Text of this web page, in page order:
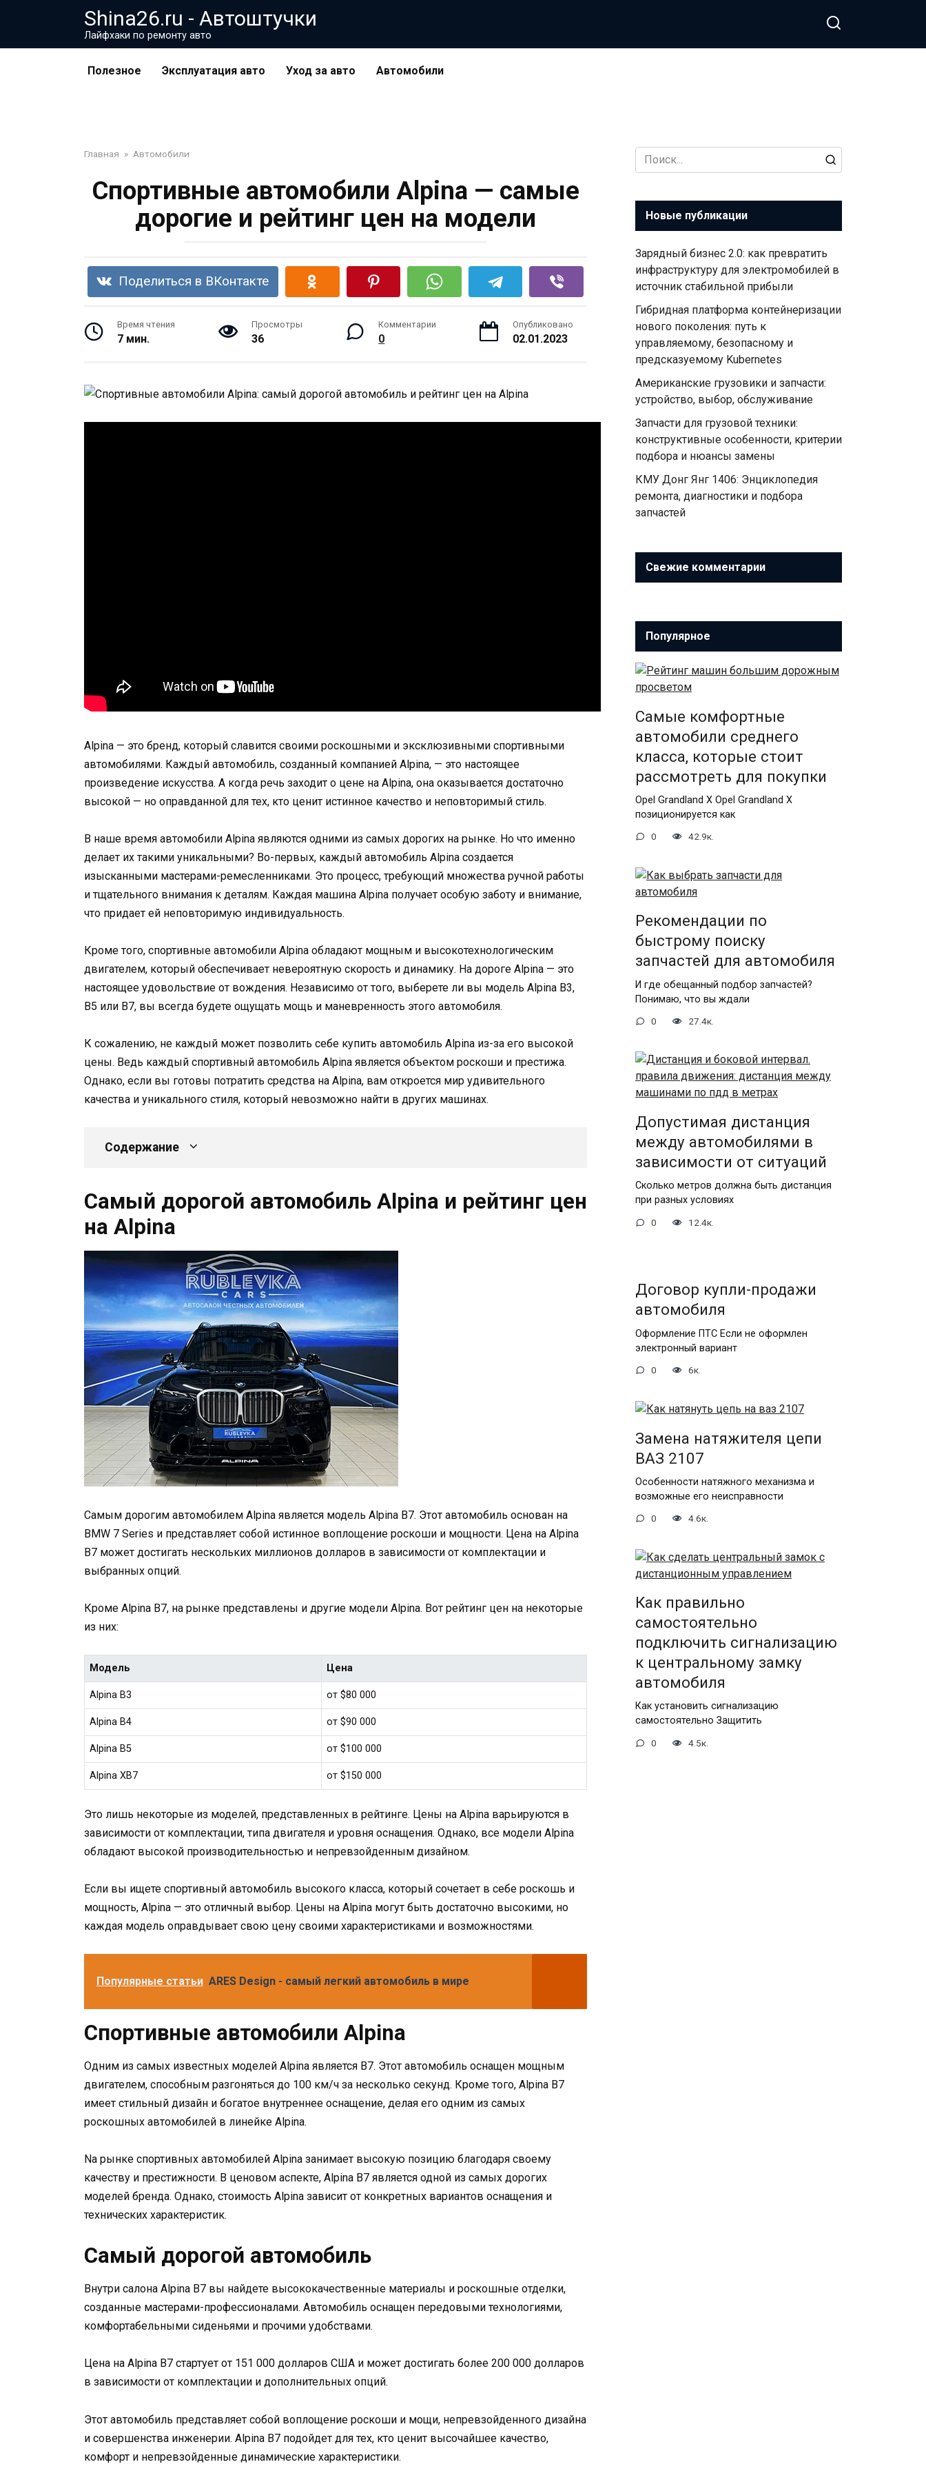
Shina26.ru - Автоштучки
Лайфхаки по ремонту авто
Полезное Эксплуатация авто Уход за авто Автомобили
Главная » Автомобили
Спортивные автомобили Alpina — самые
дорогие и рейтинг цен на модели
Поделиться в ВКонтакте
Время чтения
7 мин.
Просмотры
36
Комментарии
0
Опубликовано
02.01.2023
Alpina — это бренд, который славится своими роскошными и эксклюзивными спортивными
автомобилями. Каждый автомобиль, созданный компанией Alpina, — это настоящее
произведение искусства. А когда речь заходит о цене на Alpina, она оказывается достаточно
высокой — но оправданной для тех, кто ценит истинное качество и неповторимый стиль.
В наше время автомобили Alpina являются одними из самых дорогих на рынке. Но что именно
делает их такими уникальными? Во-первых, каждый автомобиль Alpina создается
изысканными мастерами-ремесленниками. Это процесс, требующий множества ручной работы
и тщательного внимания к деталям. Каждая машина Alpina получает особую заботу и внимание,
что придает ей неповторимую индивидуальность.
Кроме того, спортивные автомобили Alpina обладают мощным и высокотехнологическим
двигателем, который обеспечивает невероятную скорость и динамику. На дороге Alpina — это
настоящее удовольствие от вождения. Независимо от того, выберете ли вы модель Alpina B3,
B5 или B7, вы всегда будете ощущать мощь и маневренность этого автомобиля.
К сожалению, не каждый может позволить себе купить автомобиль Alpina из-за его высокой
цены. Ведь каждый спортивный автомобиль Alpina является объектом роскоши и престижа.
Однако, если вы готовы потратить средства на Alpina, вам откроется мир удивительного
качества и уникального стиля, который невозможно найти в других машинах.
Содержание
Самый дорогой автомобиль Alpina и рейтинг цен
на Alpina
Самым дорогим автомобилем Alpina является модель Alpina B7. Этот автомобиль основан на
BMW 7 Series и представляет собой истинное воплощение роскоши и мощности. Цена на Alpina
B7 может достигать нескольких миллионов долларов в зависимости от комплектации и
выбранных опций.
Кроме Alpina B7, на рынке представлены и другие модели Alpina. Вот рейтинг цен на некоторые
из них:
Модель Цена
Alpina B3 от $80 000
Alpina B4 от $90 000
Alpina B5 от $100 000
Alpina XB7 от $150 000
Это лишь некоторые из моделей, представленных в рейтинге. Цены на Alpina варьируются в
зависимости от комплектации, типа двигателя и уровня оснащения. Однако, все модели Alpina
обладают высокой производительностью и непревзойденным дизайном.
Если вы ищете спортивный автомобиль высокого класса, который сочетает в себе роскошь и
мощность, Alpina — это отличный выбор. Цены на Alpina могут быть достаточно высокими, но
каждая модель оправдывает свою цену своими характеристиками и возможностями.
Популярные статьи ARES Design - самый легкий автомобиль в мире
Спортивные автомобили Alpina
Одним из самых известных моделей Alpina является B7. Этот автомобиль оснащен мощным
двигателем, способным разгоняться до 100 км/ч за несколько секунд. Кроме того, Alpina B7
имеет стильный дизайн и богатое внутреннее оснащение, делая его одним из самых
роскошных автомобилей в линейке Alpina.
Na рынке спортивных автомобилей Alpina занимает высокую позицию благодаря своему
качеству и престижности. В ценовом аспекте, Alpina B7 является одной из самых дорогих
моделей бренда. Однако, стоимость Alpina зависит от конкретных вариантов оснащения и
технических характеристик.
Самый дорогой автомобиль
Внутри салона Alpina B7 вы найдете высококачественные материалы и роскошные отделки,
созданные мастерами-профессионалами. Автомобиль оснащен передовыми технологиями,
комфортабельными сиденьями и прочими удобствами.
Цена на Alpina B7 стартует от 151 000 долларов США и может достигать более 200 000 долларов
в зависимости от комплектации и дополнительных опций.
Этот автомобиль представляет собой воплощение роскоши и мощи, непревзойденного дизайна
и совершенства инженерии. Alpina B7 подойдет для тех, кто ценит высочайшее качество,
комфорт и непревзойденные динамические характеристики.
Search
for:
Новые публикации
Зарядный бизнес 2.0: как превратить
инфраструктуру для электромобилей в
источник стабильной прибыли
Гибридная платформа контейнеризации
нового поколения: путь к
управляемому, безопасному и
предсказуемому Kubernetes
Американские грузовики и запчасти:
устройство, выбор, обслуживание
Запчасти для грузовой техники:
конструктивные особенности, критерии
подбора и нюансы замены
КМУ Донг Янг 1406: Энциклопедия
ремонта, диагностики и подбора
запчастей
Свежие комментарии
Популярное
Самые комфортные
автомобили среднего
класса, которые стоит
рассмотреть для покупки
Opel Grandland X Opel Grandland X
позиционируется как
0 42.9к.
Рекомендации по
быстрому поиску
запчастей для автомобиля
И где обещанный подбор запчастей?
Понимаю, что вы ждали
0 27.4к.
Допустимая дистанция
между автомобилями в
зависимости от ситуаций
Сколько метров должна быть дистанция
при разных условиях
0 12.4к.
Договор купли-продажи
автомобиля
Оформление ПТС Если не оформлен
электронный вариант
0 6к.
Замена натяжителя цепи
ВАЗ 2107
Особенности натяжного механизма и
возможные его неисправности
0 4.6к.
Как правильно
самостоятельно
подключить сигнализацию
к центральному замку
автомобиля
Как установить сигнализацию
самостоятельно Защитить
0 4.5к.